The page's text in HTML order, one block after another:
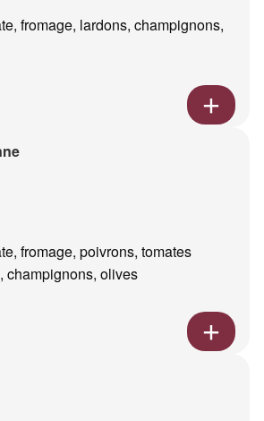
fromage, lardons, champignons,
fromage, poivrons, tomates
champignons, olives